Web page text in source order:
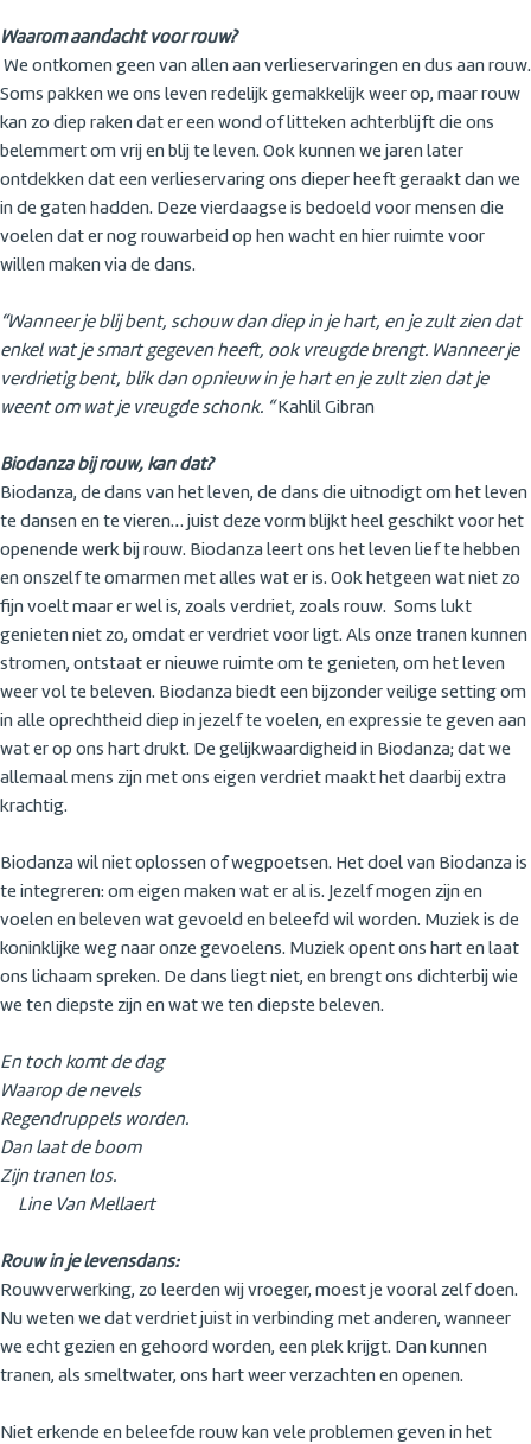
Waarom aandacht voor rouw?
We ontkomen geen van allen aan verlieservaringen en dus aan rouw.
Soms pakken we ons leven redelijk gemakkelijk weer op, maar rouw
kan zo diep raken dat er een wond of litteken achterblijft die ons
belemmert om vrij en blij te leven. Ook kunnen we jaren later
ontdekken dat een verlieservaring ons dieper heeft geraakt dan we
in de gaten hadden. Deze vierdaagse is bedoeld voor mensen die
voelen dat er nog rouwarbeid op hen wacht en hier ruimte voor
willen maken via de dans.
“Wanneer je blij bent, schouw dan diep in je hart, en je zult zien dat
enkel wat je smart gegeven heeft, ook vreugde brengt. Wanneer je
verdrietig bent, blik dan opnieuw in je hart en je zult zien dat je
weent om wat je vreugde schonk. “Kahlil Gibran
Biodanza bij rouw, kan dat?
Biodanza, de dans van het leven, de dans die uitnodigt om het leven
te dansen en te vieren… juist deze vorm blijkt heel geschikt voor het
openende werk bij rouw. Biodanza leert ons het leven lief te hebben
en onszelf te omarmen met alles wat er is. Ook hetgeen wat niet zo
fijn voelt maar er wel is, zoals verdriet, zoals rouw. Soms lukt
genieten niet zo, omdat er verdriet voor ligt. Als onze tranen kunnen
stromen, ontstaat er nieuwe ruimte om te genieten, om het leven
weer vol te beleven. Biodanza biedt een bijzonder veilige setting om
in alle oprechtheid diep in jezelf te voelen, en expressie te geven aan
wat er op ons hart drukt. De gelijkwaardigheid in Biodanza; dat we
allemaal mens zijn met ons eigen verdriet maakt het daarbij extra
krachtig.
Biodanza wil niet oplossen of wegpoetsen. Het doel van Biodanza is
te integreren: om eigen maken wat er al is. Jezelf mogen zijn en
voelen en beleven wat gevoeld en beleefd wil worden. Muziek is de
koninklijke weg naar onze gevoelens. Muziek opent ons hart en laat
ons lichaam spreken. De dans liegt niet, en brengt ons dichterbij wie
we ten diepste zijn en wat we ten diepste beleven.
En toch komt de dag
Waarop de nevels
Regendruppels worden.
Dan laat de boom
Zijn tranen los.
Line Van Mellaert
Rouw in je levensdans:
Rouwverwerking, zo leerden wij vroeger, moest je vooral zelf doen.
Nu weten we dat verdriet juist in verbinding met anderen, wanneer
we echt gezien en gehoord worden, een plek krijgt. Dan kunnen
tranen, als smeltwater, ons hart weer verzachten en openen.
Niet erkende en beleefde rouw kan vele problemen geven in het